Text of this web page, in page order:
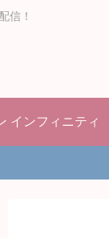
信！
インフィニティ